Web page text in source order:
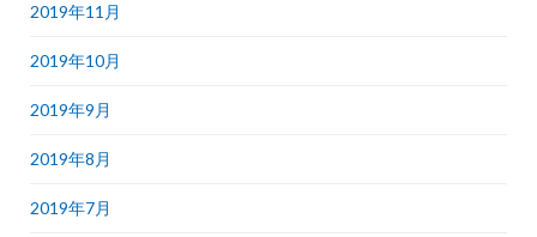
2019年11月
2019年10月
2019年9月
2019年8月
2019年7月